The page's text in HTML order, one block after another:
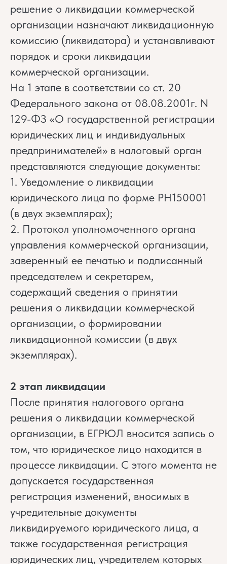
решение о ликвидации коммерческой
организации назначают ликвидационную
комиссию (ликвидатора) и устанавливают
порядок и сроки ликвидации
коммерческой организации.
На 1 этапе в соответствии со ст. 20
Федерального закона от 08.08.2001г. N
129-ФЗ «О государственной регистрации
юридических лиц и индивидуальных
предпринимателей» в налоговый орган
представляются следующие документы:
1. Уведомление о ликвидации
юридического лица по форме РН150001
(в двух экземплярах);
2. Протокол уполномоченного органа
управления коммерческой организации,
заверенный ее печатью и подписанный
председателем и секретарем,
содержащий сведения о принятии
решения о ликвидации коммерческой
организации, о формировании
ликвидационной комиссии (в двух
экземплярах).
2 этап ликвидации
После принятия налогового органа
решения о ликвидации коммерческой
организации, в ЕГРЮЛ вносится запись о
том, что юридическое лицо находится в
процессе ликвидации. С этого момента не
допускается государственная
регистрация изменений, вносимых в
учредительные документы
ликвидируемого юридического лица, а
также государственная регистрация
юридических лиц, учредителем которых